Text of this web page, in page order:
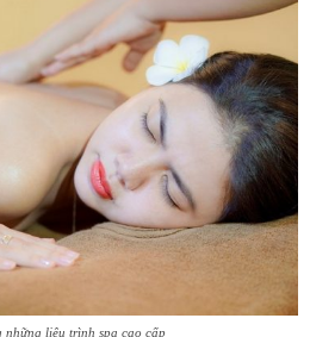
những liệu trình spa cao cấp